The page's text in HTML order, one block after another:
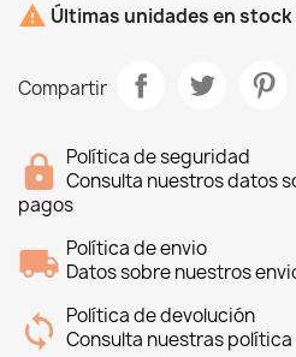
 Últimas unidades en stock
Compartir
Política de seguridad
Consulta nuestros datos
pagos
Política de envio
Datos sobre nuestros
Política de devolución
Consulta nuestras